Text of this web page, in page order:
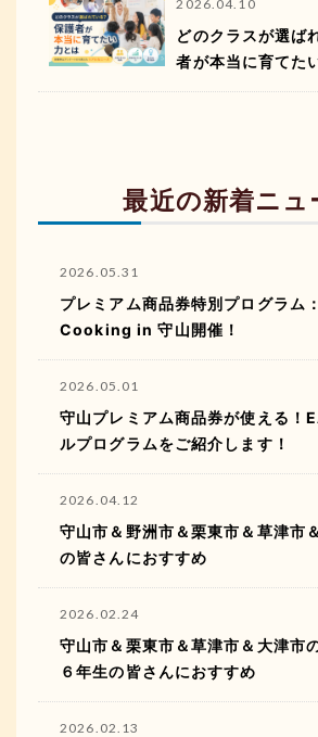
2026.04.10
どのクラスが選ば
者が本当に育てた
最近の新着ニュ
2026.05.31
プレミアム商品券特別プログラム
Cooking in 守山開催！
2026.05.01
守山プレミアム商品券が使える！
ルプログラムをご紹介します！
2026.04.12
守山市＆野洲市＆栗東市＆草津市
の皆さんにおすすめ
2026.02.24
守山市＆栗東市＆草津市＆大津市
６年生の皆さんにおすすめ
2026.02.13